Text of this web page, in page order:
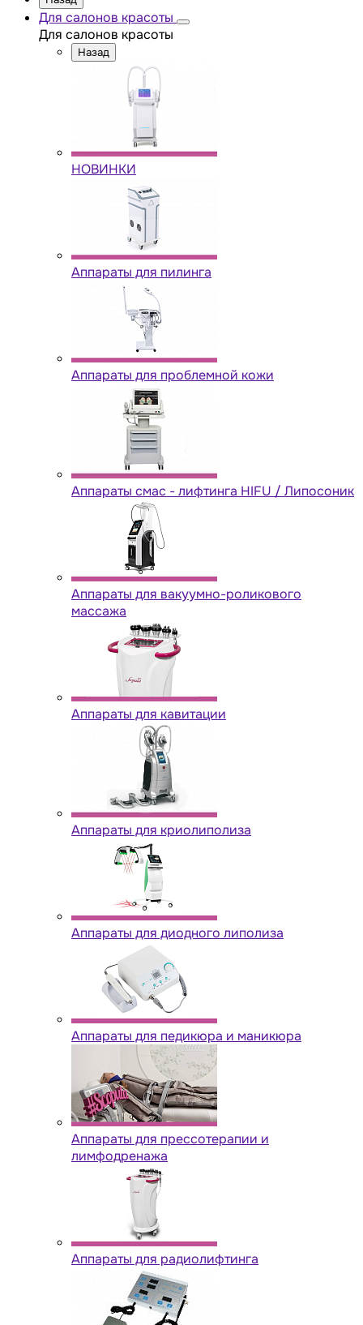
Для салонов красоты
Для салонов красоты
Назад
НОВИНКИ
Аппараты для пилинга
Аппараты для проблемной кожи
Аппараты cмас - лифтинга HIFU / Липосоник
Аппараты для вакуумно-роликового
массажа
Аппараты для кавитации
Аппараты для криолиполиза
Аппараты для диодного липолиза
Аппараты для педикюра и маникюра
Аппараты для прессотерапии и
лимфодренажа
Аппараты для радиолифтинга